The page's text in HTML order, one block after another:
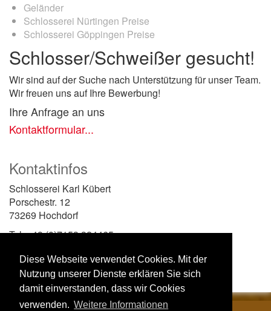
Diese Webseite verwendet Cookies. Mit der
Nutzung unserer Dienste erklären Sie sich
damit einverstanden, dass wir Cookies
verwenden. Weitere Informationen
Geländer
Schlosserei Nürtingen Preise
Schlosserei Göppingen Preise
Schlosser/Schweißer gesucht!
Wir sind auf der Suche nach Unterstützung für unser Team.
Wir freuen uns auf Ihre Bewerbung!
Ihre Anfrage an uns
Kontaktformular...
Kontaktinfos
Schlosserei Karl Kübert
Porschestr. 12
73269 Hochdorf
Tel. +49 (0)7153 924465
E-Mail senden...